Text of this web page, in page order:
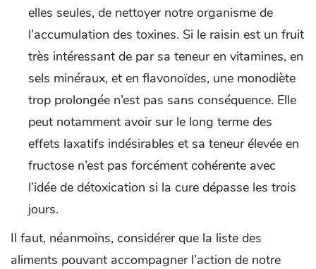
elles seules, de nettoyer notre organisme de
l’accumulation des toxines. Si le raisin est un fruit
très intéressant de par sa teneur en vitamines, en
sels minéraux, et en flavonoïdes, une monodiète
trop prolongée n’est pas sans conséquence. Elle
peut notamment avoir sur le long terme des
effets laxatifs indésirables et sa teneur élevée en
fructose n’est pas forcément cohérente avec
l’idée de détoxication si la cure dépasse les trois
jours.
Il faut, néanmoins, considérer que la liste des
aliments pouvant accompagner l’action de notre